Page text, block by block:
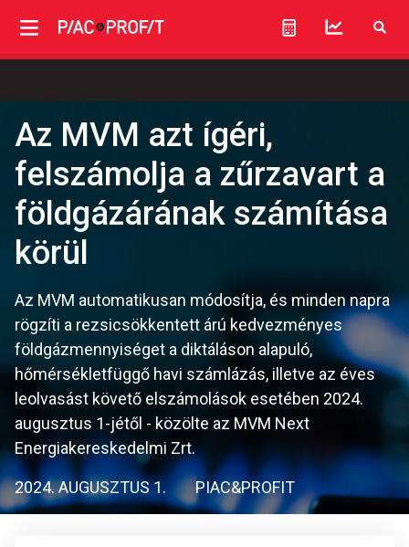
Az MVM azt ígéri,
felszámolja a zűrzavart a
földgázárának számítása
körül
Az MVM automatikusan módosítja, és minden napra
rögzíti a rezsicsökkentett árú kedvezményes
földgázmennyiséget a diktáláson alapuló,
hőmérsékletfüggő havi számlázás, illetve az éves
leolvasást követő elszámolások esetében 2024.
augusztus 1-jétől - közölte az MVM Next
Energiakereskedelmi Zrt.
2024. AUGUSZTUS 1. PIAC&PROFIT